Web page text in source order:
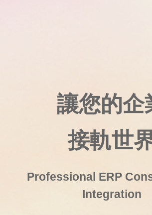
讓您的企
接軌世
Professional ERP
Integration